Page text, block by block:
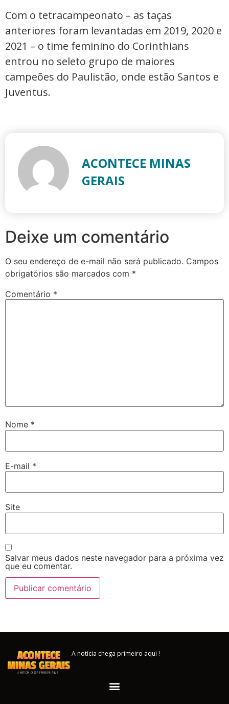
Com o tetracampeonato – as taças
anteriores foram levantadas em 2019, 2020 e
2021 – o time feminino do Corinthians
entrou no seleto grupo de maiores
campeões do Paulistão, onde estão Santos e
Juventus.
ACONTECE MINAS
GERAIS
Deixe um comentário
O seu endereço de e-mail não será publicado. Campos
obrigatórios são marcados com *
Comentário *
Nome *
E-mail *
Site
Salvar meus dados neste navegador para a próxima vez
que eu comentar.
A notícia chega primeiro aqui !